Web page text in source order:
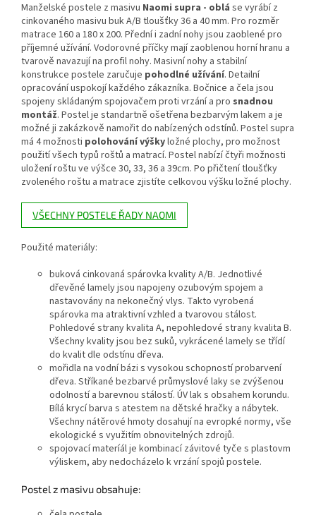
Manželské postele z masivu Naomi supra - oblá se vyrábí z
cinkovaného masivu buk A/B tloušťky 36 a 40 mm. Pro rozměr
matrace 160 a 180 x 200. Přední i zadní nohy jsou zaoblené pro
příjemné užívání. Vodorovné příčky mají zaoblenou horní hranu a
tvarově navazují na profil nohy. Masivní nohy a stabilní
konstrukce postele zaručuje pohodlné užívání. Detailní
opracování uspokojí každého zákazníka. Bočnice a čela jsou
spojeny skládaným spojovačem proti vrzání a pro snadnou
montáž. Postel je standartně ošetřena bezbarvým lakem a je
možné ji zakázkově namořit do nabízených odstínů. Postel supra
má 4 možnosti polohování výškyložné plochy, pro možnost
použití všech typů roštů a matrací. Postel nabízí čtyři možnosti
uložení roštu ve výšce 30, 33, 36 a 39cm. Po přičtení tloušťky
zvoleného roštu a matrace zjistíte celkovou výšku ložné plochy.
VŠECHNY POSTELE ŘADY NAOMI
Použité materiály:
buková cinkovaná spárovka kvality A/B. Jednotlivé
dřevěné lamely jsou napojeny ozubovým spojem a
nastavovány na nekonečný vlys. Takto vyrobená
spárovka ma atraktivní vzhled a tvarovou stálost.
Pohledové strany kvalita A, nepohledové strany kvalita B.
Všechny kvality jsou bez suků, vykrácené lamely se třídí
do kvalit dle odstínu dřeva.
mořidla na vodní bázi s vysokou schopností probarvení
dřeva. Stříkané bezbarvé průmyslové laky se zvýšenou
odolností a barevnou stálostí. ÚV lak s obsahem korundu.
Bílá krycí barva s atestem na dětské hračky a nábytek.
Všechny nátěrové hmoty dosahují na evropké normy, vše
ekologické s využitím obnovitelných zdrojů.
spojovací materíál je kombinací závitové tyče s plastovm
výliskem, aby nedocházelo k vrzání spojů postele.
Postel z masivu obsahuje: